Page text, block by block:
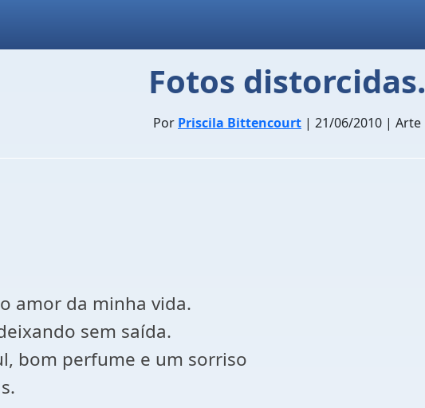
Fotos distorcidas.
Por Priscila Bittencourt | 21/06/2010 | Arte
amor da minha vida.
sem saída.
bom perfume e um sorriso